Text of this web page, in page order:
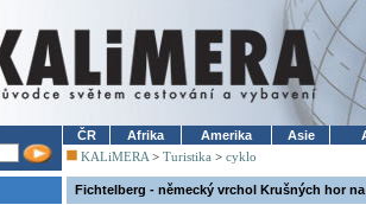
ČR Afrika Amerika Asie
KALiMERA > Turistika > cyklo
Fichtelberg - německý vrchol Krušných hor